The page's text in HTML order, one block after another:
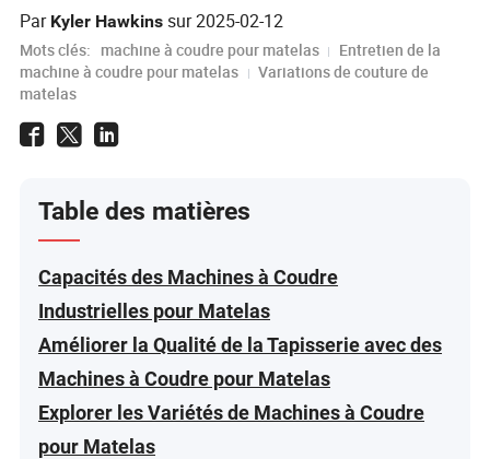
Par Kyler Hawkins sur2025-02-12
Mots clés: machine à coudre pour matelas
Entretien de la
machine à coudre pour matelas
Variations de couture de
matelas
Table des matières
Capacités des Machines à Coudre
Industrielles pour Matelas
Améliorer la Qualité de la Tapisserie avec des
Machines à Coudre pour Matelas
Explorer les Variétés de Machines à Coudre
pour Matelas